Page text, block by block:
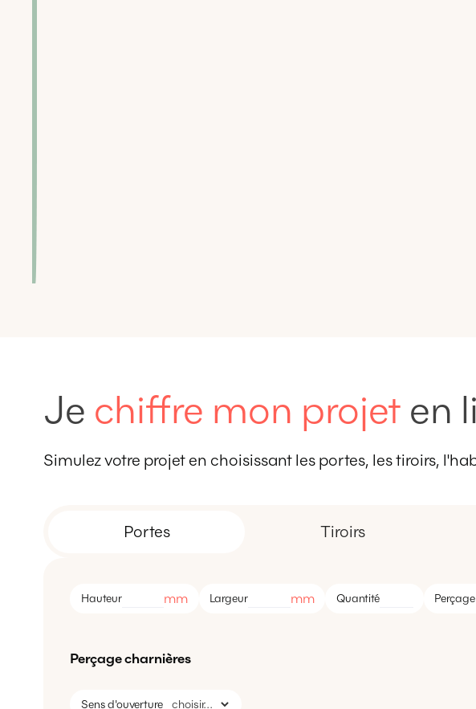
Je chiffre mon projet en
Simulez votre projet en choisissant les portes, les tiroirs,
Portes Tiroirs
Hauteur mm Largeur mm Quantité
Perçage charnières
Sens d'ouverture